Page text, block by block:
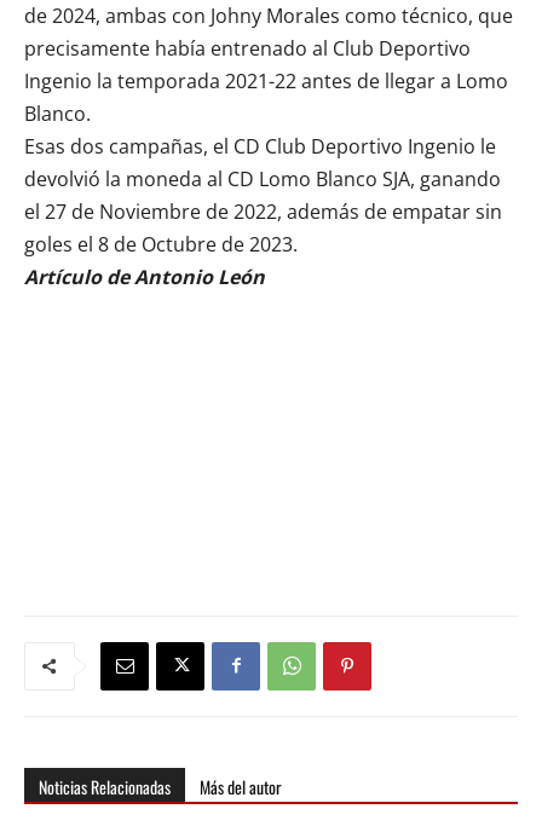
de 2024, ambas con Johny Morales como técnico, que
precisamente había entrenado al Club Deportivo
Ingenio la temporada 2021-22 antes de llegar a Lomo
Blanco.
Esas dos campañas, el CD Club Deportivo Ingenio le
devolvió la moneda al CD Lomo Blanco SJA, ganando
el 27 de Noviembre de 2022, además de empatar sin
goles el 8 de Octubre de 2023.
Artículo de Antonio León
Noticias Relacionadas Más del autor